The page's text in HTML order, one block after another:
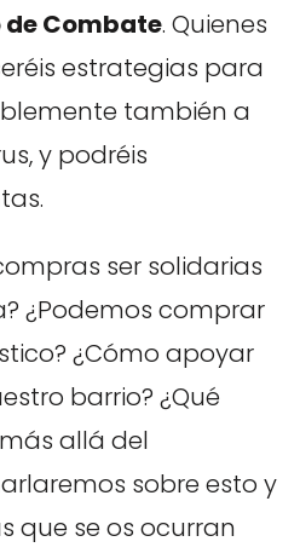
Combate. Quienes
estrategias para
también a
y podréis
ser solidarias
¿Podemos comprar
¿Cómo apoyar
barrio? ¿Qué
allá del
sobre esto y
que se os ocurran